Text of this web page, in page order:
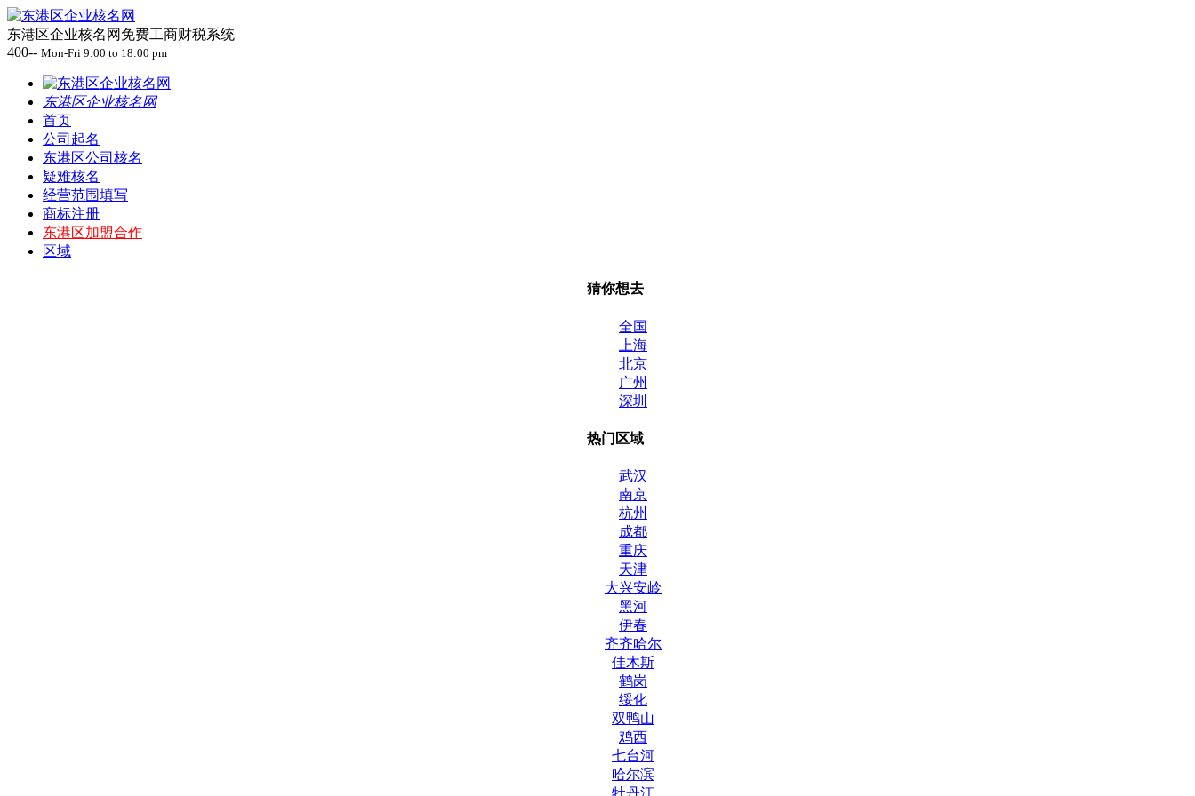
东港区企业核名网免费工商财税系统
400-- Mon-Fri 9:00 to 18:00 pm
东港区企业核名网
首页
公司起名
东港区公司核名
疑难核名
经营范围填写
商标注册
东港区加盟合作
区域
猜你想去
全国
上海
北京
广州
深圳
热门区域
武汉
南京
杭州
成都
重庆
天津
大兴安岭
黑河
伊春
齐齐哈尔
佳木斯
鹤岗
绥化
双鸭山
鸡西
七台河
哈尔滨
牡丹江